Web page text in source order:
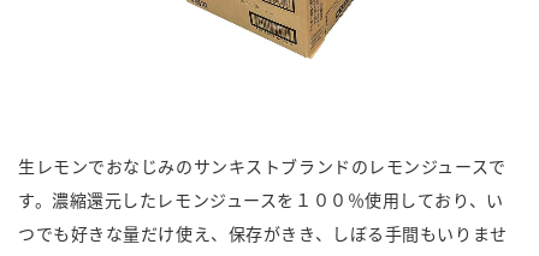
お酢ドリンク ぽん酢
ブランド・スペシャルサイト
ブランド・スペシャルサイト トップ
生レモンでおなじみのサンキストブランドのレモンジュースで
す。濃縮還元したレモンジュースを１００％使用しており、い
つでも好きな量だけ使え、保存がきき、しぼる手間もいりませ